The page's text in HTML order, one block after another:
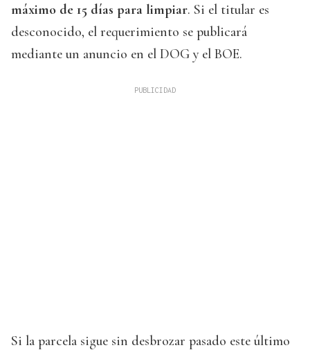
máximo de 15 días para limpiar. Si el titular es
desconocido, el requerimiento se publicará
mediante un anuncio en el DOG y el BOE.
Si la parcela sigue sin desbrozar pasado este último